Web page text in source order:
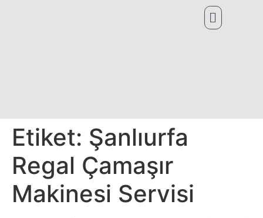
Etiket: Şanlıurfa
Regal Çamaşır
Makinesi Servisi